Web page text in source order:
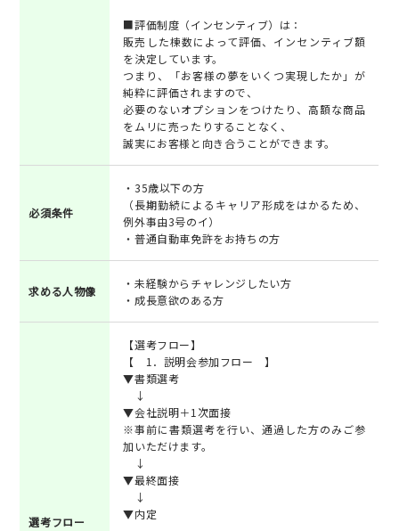
■評価制度（インセンティブ）は：
販売した棟数によって評価、インセンティブ額
を決定しています。
つまり、「お客様の夢をいくつ実現したか」が
純粋に評価されますので、
必要のないオプションをつけたり、高額な商品
をムリに売ったりすることなく、
誠実にお客様と向き合うことができます。
必須条件
・35歳以下の方
（長期勤続によるキャリア形成をはかるため、
例外事由3号のイ）
・普通自動車免許をお持ちの方
求める人物像
・未経験からチャレンジしたい方
・成長意欲のある方
選考フロー
【選考フロー】
【 1．説明会参加フロー 】
▼書類選考
↓
▼会社説明＋1次面接
※事前に書類選考を行い、通過した方のみご参
加いただけます。
↓
▼最終面接
↓
▼内定